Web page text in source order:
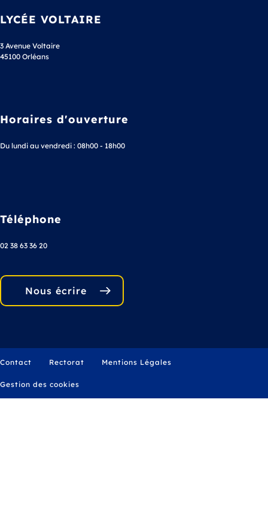
LYCÉE VOLTAIRE
3 Avenue Voltaire
45100 Orléans
Horaires d'ouverture
Du lundi au vendredi : 08h00 - 18h00
Téléphone
02 38 63 36 20
Nous écrire
Menu
de
page
Contact Rectorat Mentions Légales
Gestion des cookies